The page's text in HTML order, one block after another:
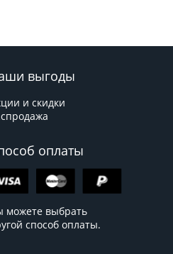
выгоды
и скидки
оплаты
можете выбрать
способ оплаты.